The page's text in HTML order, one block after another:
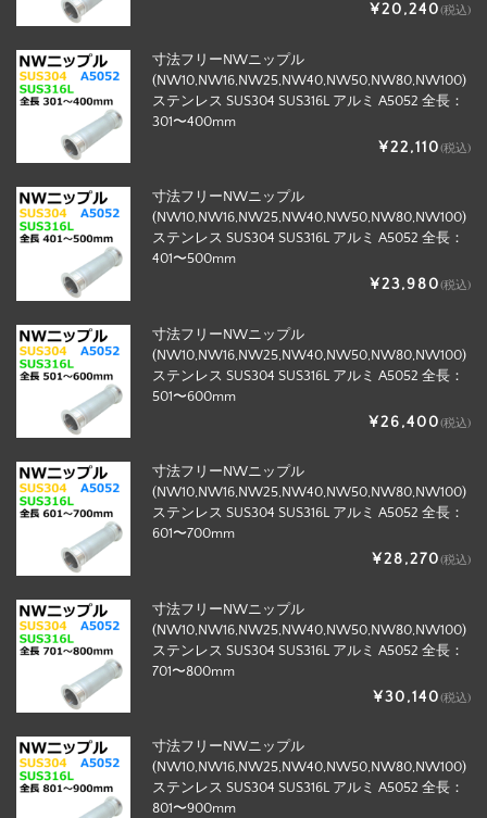
¥20,240(税込)
寸法フリーNWニップル
(NW10,NW16,NW25,NW40,NW50,NW80,NW100)
ステンレス SUS304 SUS316L アルミ A5052 全長：
301〜400mm
¥22,110(税込)
寸法フリーNWニップル
(NW10,NW16,NW25,NW40,NW50,NW80,NW100)
ステンレス SUS304 SUS316L アルミ A5052 全長：
401〜500mm
¥23,980(税込)
寸法フリーNWニップル
(NW10,NW16,NW25,NW40,NW50,NW80,NW100)
ステンレス SUS304 SUS316L アルミ A5052 全長：
501〜600mm
¥26,400(税込)
寸法フリーNWニップル
(NW10,NW16,NW25,NW40,NW50,NW80,NW100)
ステンレス SUS304 SUS316L アルミ A5052 全長：
601〜700mm
¥28,270(税込)
寸法フリーNWニップル
(NW10,NW16,NW25,NW40,NW50,NW80,NW100)
ステンレス SUS304 SUS316L アルミ A5052 全長：
701〜800mm
¥30,140(税込)
寸法フリーNWニップル
(NW10,NW16,NW25,NW40,NW50,NW80,NW100)
ステンレス SUS304 SUS316L アルミ A5052 全長：
801〜900mm